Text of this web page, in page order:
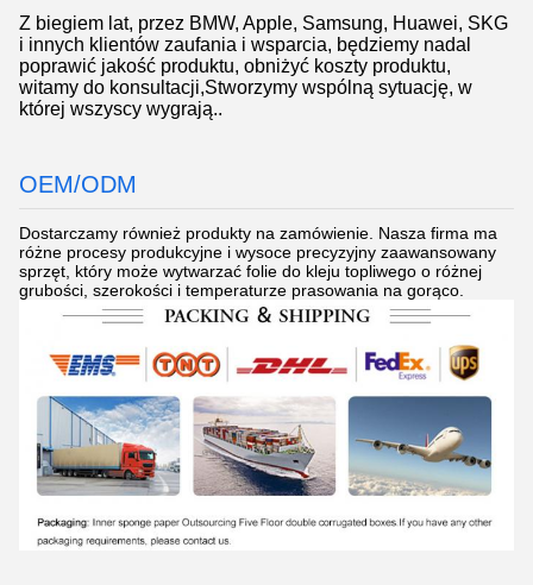
Z biegiem lat, przez BMW, Apple, Samsung, Huawei, SKG
i innych klientów zaufania i wsparcia, będziemy nadal
poprawić jakość produktu, obniżyć koszty produktu,
witamy do konsultacji,Stworzymy wspólną sytuację, w
której wszyscy wygrają..
OEM/ODM
Dostarczamy również produkty na zamówienie. Nasza firma ma
różne procesy produkcyjne i wysoce precyzyjny zaawansowany
sprzęt, który może wytwarzać folie do kleju topliwego o różnej
grubości, szerokości i temperaturze prasowania na gorąco.